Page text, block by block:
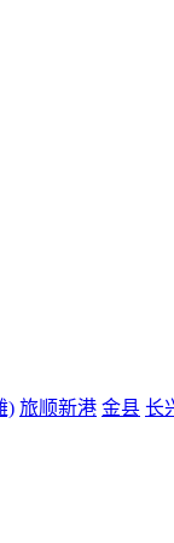
) 旅顺新港 金县 长